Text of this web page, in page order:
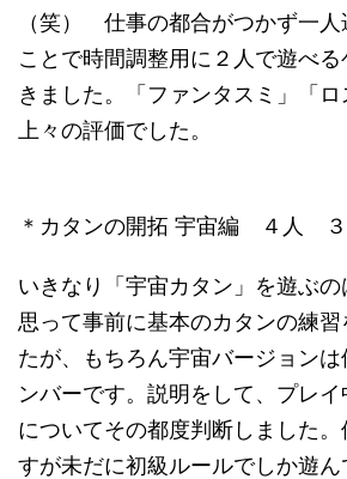
（笑） 仕事の都合がつかず一人
ことで時間調整用に２人で遊べ
きました。「ファンタスミ」「
上々の評価でした。
＊カタンの開拓 宇宙編 ４人 ３
いきなり「宇宙カタン」を遊ぶの
思って事前に基本のカタンの練
たが、もちろん宇宙バージョン
ンバーです。説明をして、プレ
についてその都度判断しました
すが未だに初級ルールでしか遊